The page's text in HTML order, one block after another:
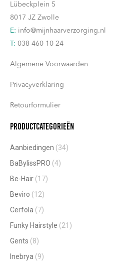
Lübeckplein 5
8017 JZ Zwolle
E: info@mijnhaarverzorging.nl
T: 038 460 10 24
Algemene Voorwaarden
Privacyverklaring
Retourformulier
Productcategorieën
Aanbiedingen (34)
BaBylissPRO (4)
Be-Hair (17)
Beviro (12)
Cerfola (7)
Funky Hairstyle (21)
Gents (8)
Inebrya (9)